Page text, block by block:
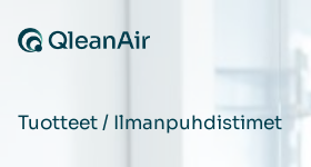
Tuotteet/ Ilmanpuhdistimet